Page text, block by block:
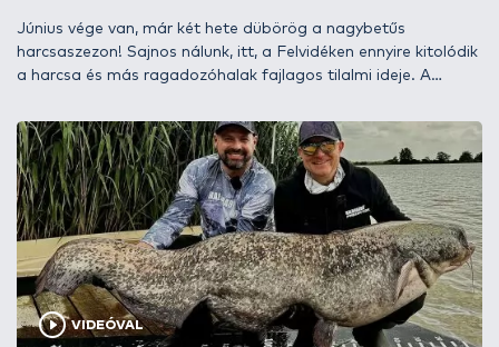
Június vége van, már két hete dübörög a nagybetűs
harcsaszezon! Sajnos nálunk, itt, a Felvidéken ennyire kitolódik
a harcsa és más ragadozóhalak fajlagos tilalmi ideje. A
hínárcsomók és hatalmas hínárszigetek egyaránt úsznak a
csatornán. Hamar tudatosult bennem, hogy ez bizony a
tanulás éve lesz.
VIDEÓVAL